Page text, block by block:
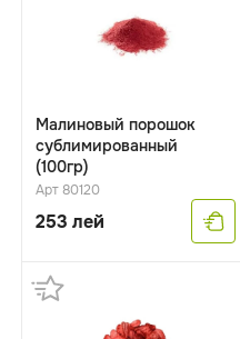
Малиновый порошок
сублимированный
(100гр)
Арт 80120
253 лей